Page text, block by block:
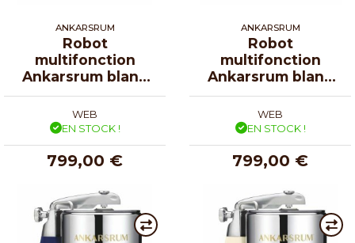
ANKARSRUM
Robot
multifonction
Ankarsrum blanc
glossy
WEB
EN STOCK !
799,00 €
ANKARSRUM
Robot
multifonction
Ankarsrum blanc
minéral
WEB
EN STOCK !
799,00 €